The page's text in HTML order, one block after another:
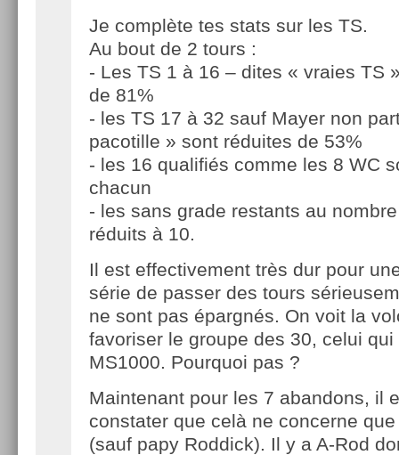
Je complète tes stats sur les TS.
Au bout de 2 tours :
- Les TS 1 à 16 – dites « vraies TS
de 81%
- les TS 17 à 32 sauf Mayer non
pacotille » sont réduites de 53%
- les 16 qualifiés comme les 8 WC
chacun
- les sans grade restants au
réduits à 10.
Il est effectivement très dur pour
série de passer des tours
ne sont pas épargnés. On voit la
favoriser le groupe des 30, celui
MS1000. Pourquoi pas ?
Maintenant pour les 7 abandons, il
constater que celà ne concerne
(sauf papy Roddick). Il y a A-Rod